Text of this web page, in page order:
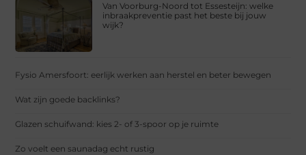
Van Voorburg-Noord tot Essesteijn: welke
inbraakpreventie past het beste bij jouw
wijk?
Fysio Amersfoort: eerlijk werken aan herstel en beter bewegen
Wat zijn goede backlinks?
Glazen schuifwand: kies 2- of 3-spoor op je ruimte
Zo voelt een saunadag echt rustig